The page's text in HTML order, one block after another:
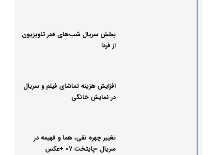
پخش سریال شب‌های قدر تلویزیون
از فردا
افزایش هزینه تماشای فیلم و سریال
در نمایش خانگی
تغییر چهره نقی، هما و فهیمه در
سریال «پایتخت ۷» +عکس